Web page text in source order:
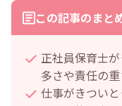
この記事のまと
正社員保育士
多さや責任の
仕事がきついと